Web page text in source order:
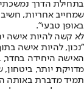
בתחילת הדרך
שמחייב אחריות,
באופן טבעי".
לא קשה להיות אישה
"נכון, להיות אישה
האישה היחידה בחדר,
מדויקת יותר,
תמיד מדברת באותה